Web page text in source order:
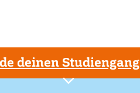
deinen Studiengang